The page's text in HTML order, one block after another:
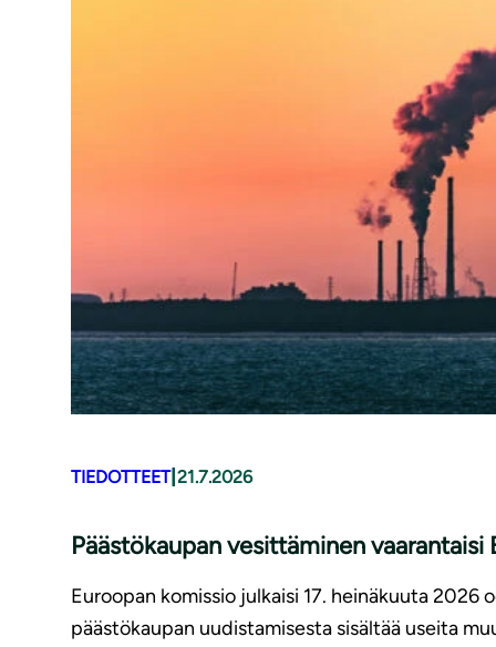
TIEDOTTEET| 21.7.2026
Päästökaupan vesittäminen
Euroopan komissio julkaisi 17. heinäkuuta
päästökaupan uudistamisesta sisältää useita